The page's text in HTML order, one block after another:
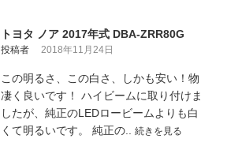
トヨタ ノア 2017年式 DBA-ZRR80G
投稿者 2018年11月24日
この明るさ、この白さ、しかも安い！物
凄く良いです！ ハイビームに取り付けま
したが、純正のLEDロービームよりも白
くて明るいです。 純正の.. 続きを見る